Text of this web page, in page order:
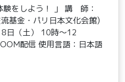
験をしよう！ 」 講 師：
基金・パリ日本文化会館)
（土） 10時〜12
配信 使用言語：日本語